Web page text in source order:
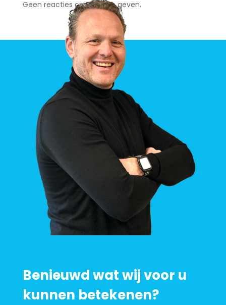
Geen reacties om weer te geven.
Benieuwd wat wij voor u
kunnen betekenen?